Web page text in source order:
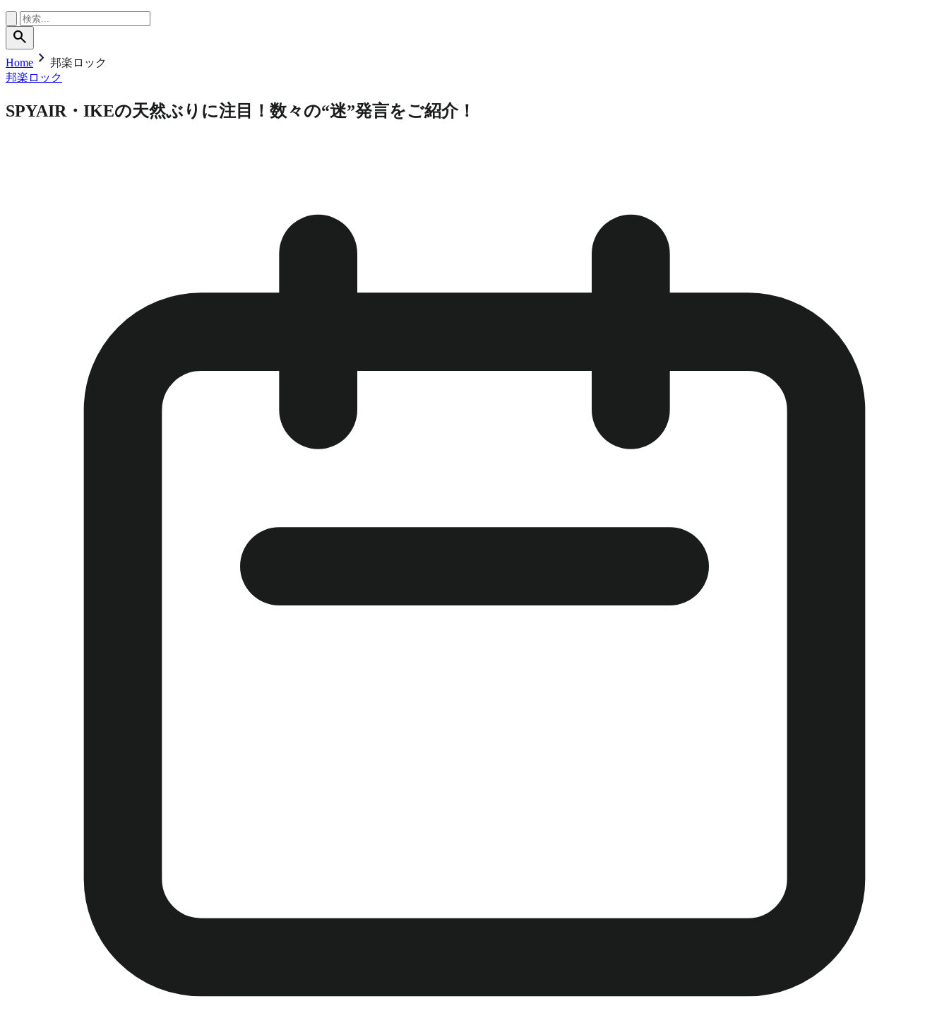
search
Home chevron_right 邦楽ロック
邦楽ロック
SPYAIR・IKEの天然ぶりに注目！数々の“迷”発言をご紹介！